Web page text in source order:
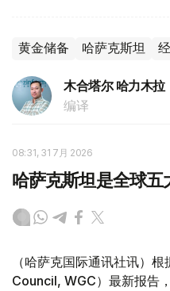
黄金储备 哈萨克斯坦
木合塔尔 哈力木拉
编译
08:31, 31 7月 2026
哈萨克斯坦是全球
（哈萨克国际通讯社讯）
Council, WGC）最新报告